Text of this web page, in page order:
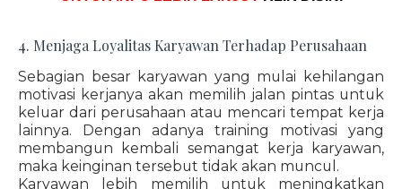
4. Menjaga Loyalitas Karyawan Terhadap Perusahaan
Sebagian besar karyawan yang mulai kehilangan
motivasi kerjanya akan memilih jalan pintas untuk
keluar dari perusahaan atau mencari tempat kerja
lainnya. Dengan adanya training motivasi yang
membangun kembali semangat kerja karyawan,
maka keinginan tersebut tidak akan muncul.
Karyawan lebih memilih untuk meningkatkan